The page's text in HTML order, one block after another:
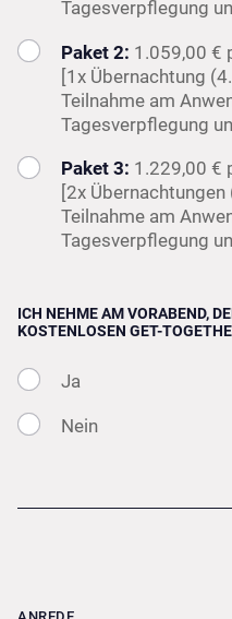
Tagesverpflegung
Paket 2: 1.059,00 €
[1x Übernachtung
Teilnahme am
Tagesverpflegung
Paket 3: 1.229,00 €
[2x
Teilnahme am
Tagesverpflegung
ICH NEHME AM VORABEND,
KOSTENLOSEN GET-
Ja
Nein